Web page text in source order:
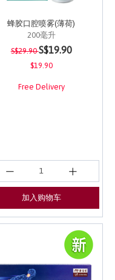
蜂胶口腔喷雾(薄荷)
200毫升
4.8 out of 5 Customer
Price reduced from
S$29.90to
S$19.90
$19.90
Free Delivery
加入购物车